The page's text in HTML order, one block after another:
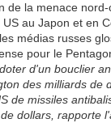
de la menace
au Japon et en
médias russes
pour le
d'un bouclier
des milliards de
de missiles
dollars, rapporte